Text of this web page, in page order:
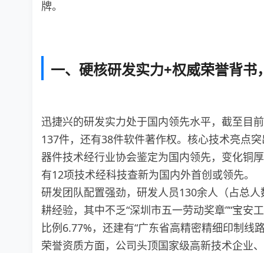
牌。
一、硬核研发实力+权威荣誉背书
迅捷兴的研发实力处于国内领先水平，截至目
137件，还有38件软件著作权。核心技术亮点
器件技术经行业协会鉴定为国内领先，变化铜
有12项技术经科技查新为国内外首创或领先。
研发团队配置强劲，研发人员130余人（占总
耕经验，其中不乏“深圳市五一劳动奖章”“宝安
比例6.77%，还建有“广东省高精密精细印制线
荣誉资质方面，公司头顶国家级高新技术企业